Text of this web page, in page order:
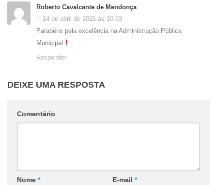
Roberto Cavalcante de Mendonça
14 de abril de 2025 às 10:03
Parabéns pela excelência na Administração Pública
Municipal
Responder
DEIXE UMA RESPOSTA
Comentário
Nome * E-mail *